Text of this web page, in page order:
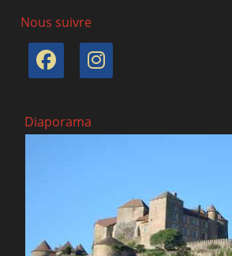
Nous suivre
Facebook
Instagram
Diaporama